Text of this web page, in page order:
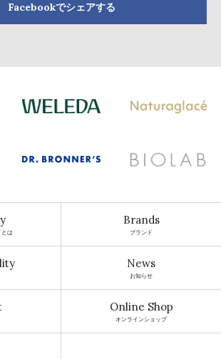
Facebookでシェアする
は
Brands
ブランド
News
お知らせ
Online Shop
オンラインショップ